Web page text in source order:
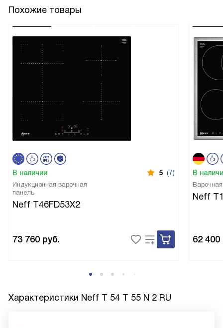
Похожие товары
В наличии 5 (7)
Индукционная варочная
панель
Neff T46FD53X2
73 760 руб.
В
Neff
62 400
Характеристики Neff T 54 T 55 N 2 RU